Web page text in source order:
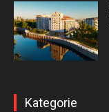
Kategorie